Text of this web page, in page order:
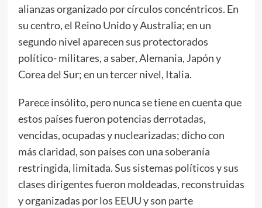
alianzas organizado por círculos concéntricos. En
su centro, el Reino Unido y Australia; en un
segundo nivel aparecen sus protectorados
político- militares, a saber, Alemania, Japón y
Corea del Sur; en un tercer nivel, Italia.
Parece insólito, pero nunca se tiene en cuenta que
estos países fueron potencias derrotadas,
vencidas, ocupadas y nuclearizadas; dicho con
más claridad, son países con una soberanía
restringida, limitada. Sus sistemas políticos y sus
clases dirigentes fueron moldeadas, reconstruidas
y organizadas por los EEUU y son parte